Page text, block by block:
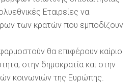
Εταιρείες να
των κρατών που εμποδίζουν
θα επιφέρουν καίριο
στην δημοκρατία και στην
κοινωνιών της Ευρώπης.